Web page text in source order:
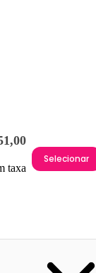
taxa
Selecionar